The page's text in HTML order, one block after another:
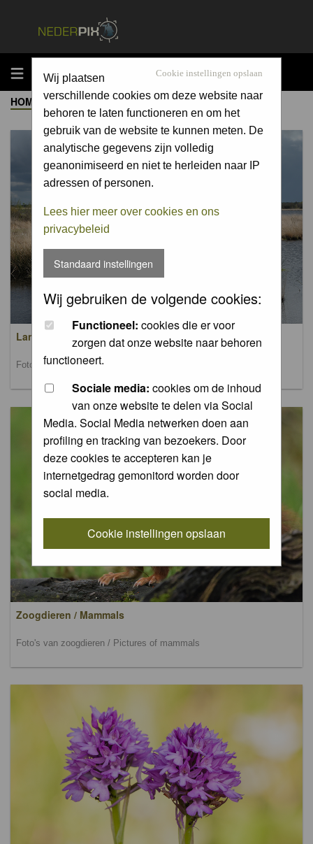
MENU Cookie instellingen opslaan
Wij plaatsen
verschillende cookies om deze website naar
behoren te laten functioneren en om het
gebruik van de website te kunnen meten. De
analytische gegevens zijn volledig
geanonimiseerd en niet te herleiden naar IP
adressen of personen.
Lees hier meer over cookies en ons
privacybeleid
Standaard instellingen
Wij gebruiken de volgende cookies:
Functioneel: cookies die er voor
zorgen dat onze website naar behoren
functioneert.
Sociale media: cookies om de inhoud
van onze website te delen via Social
Media. Social Media netwerken doen aan
profiling en tracking van bezoekers. Door
deze cookies te accepteren kan je
internetgedrag gemonitord worden door
social media.
Cookie instellingen opslaan
HOME ->ALBUM
Landschappen / Landscapes
Foto's van landschappen / Pictures of landscapes
Zoogdieren / Mammals
Foto's van zoogdieren / Pictures of mammals